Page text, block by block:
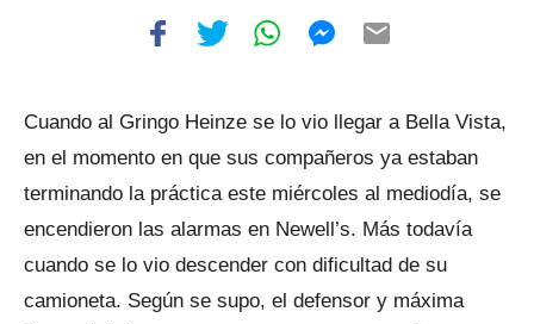
Cuando al Gringo Heinze se lo vio llegar a Bella Vista,
en el momento en que sus compañeros ya estaban
terminando la práctica este miércoles al mediodía, se
encendieron las alarmas en Newell’s. Más todavía
cuando se lo vio descender con dificultad de su
camioneta. Según se supo, el defensor y máxima